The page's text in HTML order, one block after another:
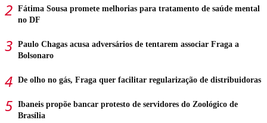
Fátima Sousa promete melhorias para tratamento de saúde mental
no DF
Paulo Chagas acusa adversários de tentarem associar Fraga a
Bolsonaro
De olho no gás, Fraga quer facilitar regularização de distribuidoras
Ibaneis propõe bancar protesto de servidores do Zoológico de
Brasília